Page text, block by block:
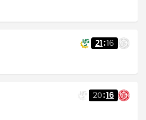
21 :16
20:16